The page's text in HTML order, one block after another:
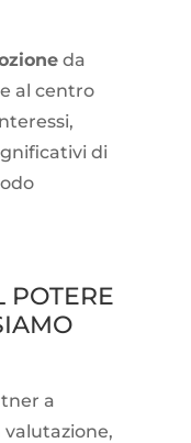
da
al centro
di
POTERE
a
valutazione,